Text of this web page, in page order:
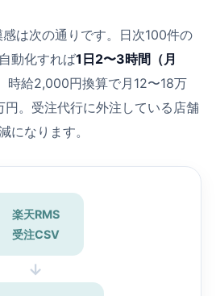
は次の通りです。日次100件の
動化すれば1日2〜3時間（月
時給2,000円換算で月12〜18万
。受注代行に外注している店舗
になります。
楽天RMS
受注CSV
→